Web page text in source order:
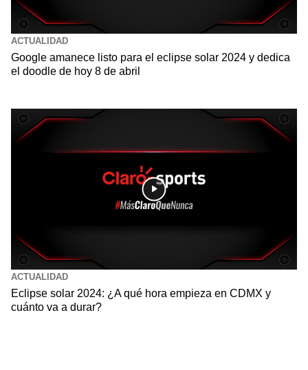
ACTUALIDAD
Google amanece listo para el eclipse solar 2024 y dedica
el doodle de hoy 8 de abril
ACTUALIDAD
Eclipse solar 2024: ¿A qué hora empieza en CDMX y
cuánto va a durar?